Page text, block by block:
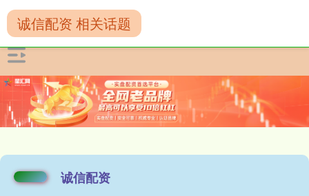
诚信配资
诚信配资 相关话题